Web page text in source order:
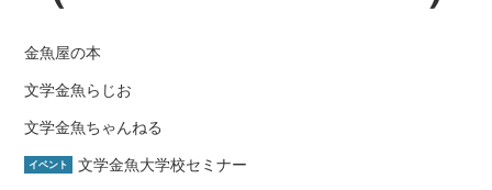
金魚屋の本
文学金魚らじお
文学金魚ちゃんねる
イベント 文学金魚大学校セミナー